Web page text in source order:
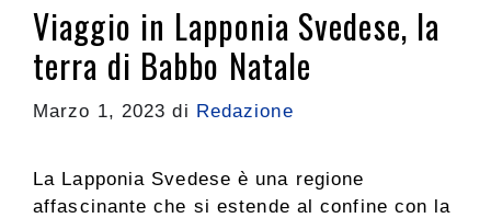
Viaggio in Lapponia Svedese, la
terra di Babbo Natale
Marzo 1, 2023 di Redazione
La Lapponia Svedese è una regione
affascinante che si estende al confine con la